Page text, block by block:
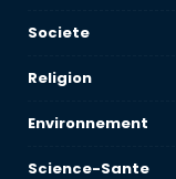
Societe
Religion
Environnement
Science-Sante